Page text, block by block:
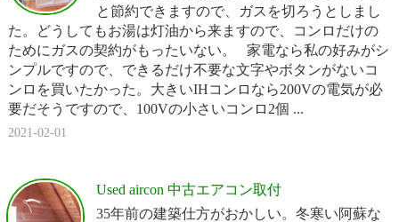
と節約できますので、ガスを切ろうとしまし
た。どうしてもお湯は灯油から来ますので、コンロだけの
ためにガスの契約がもったいない。 家電なら私の好みがシ
ンプルですので、できるだけ不要な文字やボタンがないコ
ンロを買いたかった。大きいIHコンロなら200Vの電気が必
要だそうですので、100Vの小さいコンロ2個 ...
2021-02-01
Used aircon 中古エアコン取付
35年前の建築仕方がおかしい。冬寒い阿蘇な